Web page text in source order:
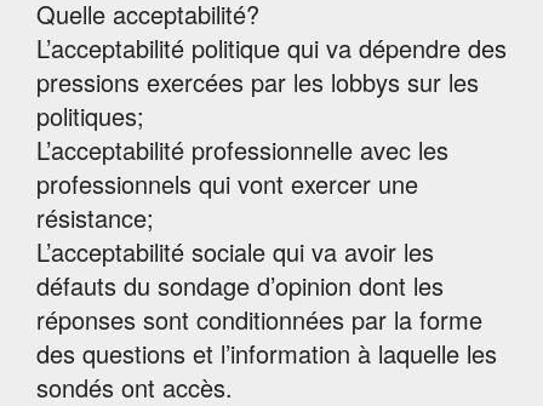
Quelle acceptabilité?
L’acceptabilité politique qui va dépendre des
pressions exercées par les lobbys sur les
politiques;
L’acceptabilité professionnelle avec les
professionnels qui vont exercer une
résistance;
L’acceptabilité sociale qui va avoir les
défauts du sondage d’opinion dont les
réponses sont conditionnées par la forme
des questions et l’information à laquelle les
sondés ont accès.